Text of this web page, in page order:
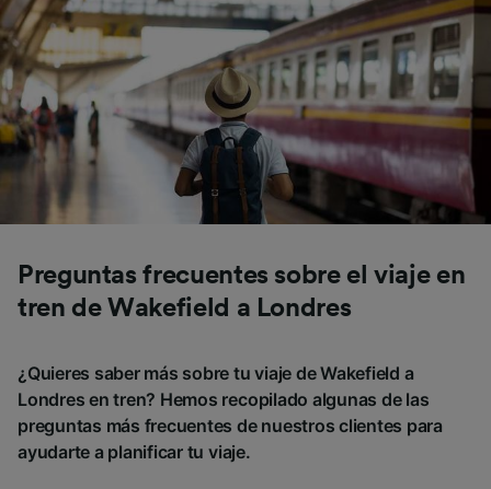
Preguntas frecuentes sobre el viaje en
tren de Wakefield a Londres
¿Quieres saber más sobre tu viaje de Wakefield a
Londres en tren? Hemos recopilado algunas de las
preguntas más frecuentes de nuestros clientes para
ayudarte a planificar tu viaje.